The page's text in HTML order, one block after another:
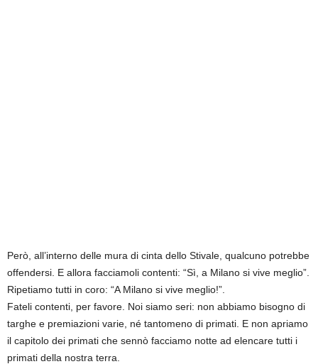
Però, all’interno delle mura di cinta dello Stivale, qualcuno potrebbe
offendersi. E allora facciamoli contenti: “Sì, a Milano si vive meglio”.
Ripetiamo tutti in coro: “A Milano si vive meglio!”.
Fateli contenti, per favore. Noi siamo seri: non abbiamo bisogno di
targhe e premiazioni varie, né tantomeno di primati. E non apriamo
il capitolo dei primati che sennò facciamo notte ad elencare tutti i
primati della nostra terra.